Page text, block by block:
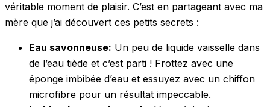
véritable moment de plaisir. C’est en partageant avec ma
mère que j’ai découvert ces petits secrets :
Eau savonneuse: Un peu de liquide vaisselle dans
de l’eau tiède et c’est parti ! Frottez avec une
éponge imbibée d’eau et essuyez avec un chiffon
microfibre pour un résultat impeccable.